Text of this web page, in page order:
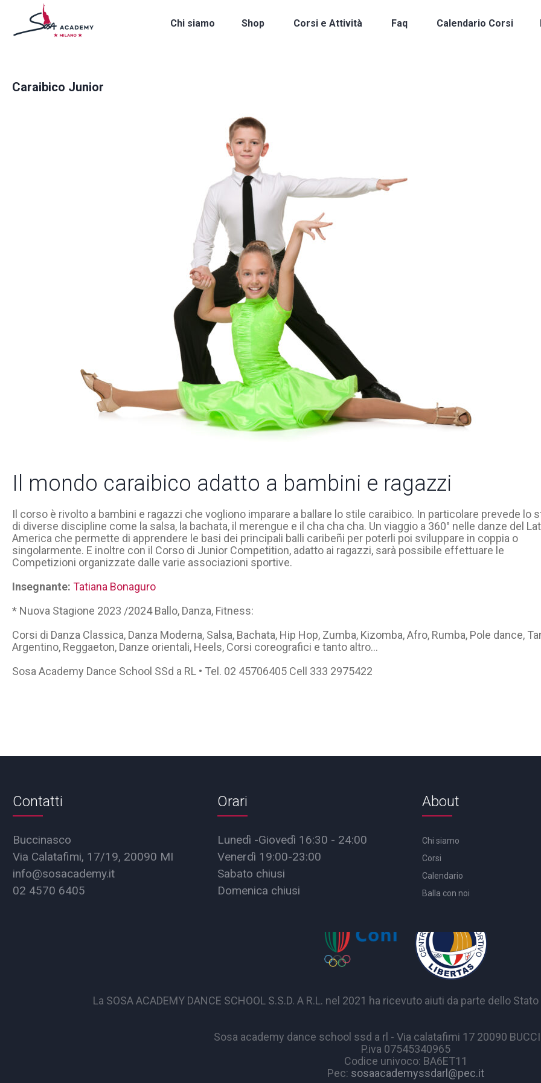
Chi siamo Shop Corsi e Attività Faq Calendario Corsi
Caraibico Junior
Il mondo caraibico adatto a bambini e ragazzi
Il corso è rivolto a bambini e ragazzi che vogliono imparare a ballare lo stile caraibico. In particolare prevede lo
di diverse discipline come la salsa, la bachata, il merengue e il cha cha cha. Un viaggio a 360° nelle danze del
America che permette di apprendere le basi dei principali balli caribeñi per poterli poi sviluppare in coppia o
singolarmente. E inoltre con il Corso di Junior Competition, adatto ai ragazzi, sarà possibile effettuare le
Competizioni organizzate dalle varie associazioni sportive.
Insegnante:Tatiana Bonaguro
* Nuova Stagione 2023 /2024 Ballo, Danza, Fitness:
Corsi di Danza Classica, Danza Moderna, Salsa, Bachata, Hip Hop, Zumba, Kizomba, Afro, Rumba, Pole dance,
Argentino, Reggaeton, Danze orientali, Heels, Corsi coreografici e tanto altro…
Sosa Academy Dance School SSd a RL • Tel. 02 45706405 Cell 333 2975422
Contatti
Buccinasco
Via Calatafimi, 17/19, 20090 MI
info@sosacademy.it
02 4570 6405
Orari
Lunedì -Giovedì 16:30 - 24:00
Venerdì 19:00-23:00
Sabato chiusi
Domenica chiusi
About
Chi siamo
Corsi
Calendario
Balla con noi
La SOSA ACADEMY DANCE SCHOOL S.S.D. A R.L. nel 2021 ha ricevuto aiuti da parte dello
Sosa academy dance school ssd a rl - Via calatafimi 17 20090
P.iva 07545340965
Codice univoco: BA6ET11
Pec: sosaacademyssdarl@pec.it